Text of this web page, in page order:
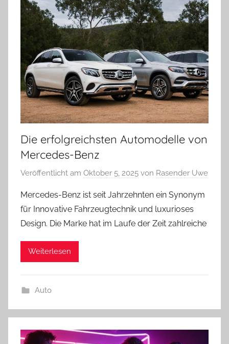
Die erfolgreichsten Automodelle von
Mercedes-Benz
Veröffentlicht am Oktober 5, 2025 von Rasender Uwe
Mercedes-Benz ist seit Jahrzehnten ein Synonym
für Innovative Fahrzeugtechnik und luxurioses
Design. Die Marke hat im Laufe der Zeit zahlreiche
Weiterlesen
Auto